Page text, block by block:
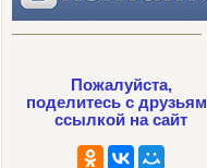
Пожалуйста,
поделитесь с
ссылкой на сайт